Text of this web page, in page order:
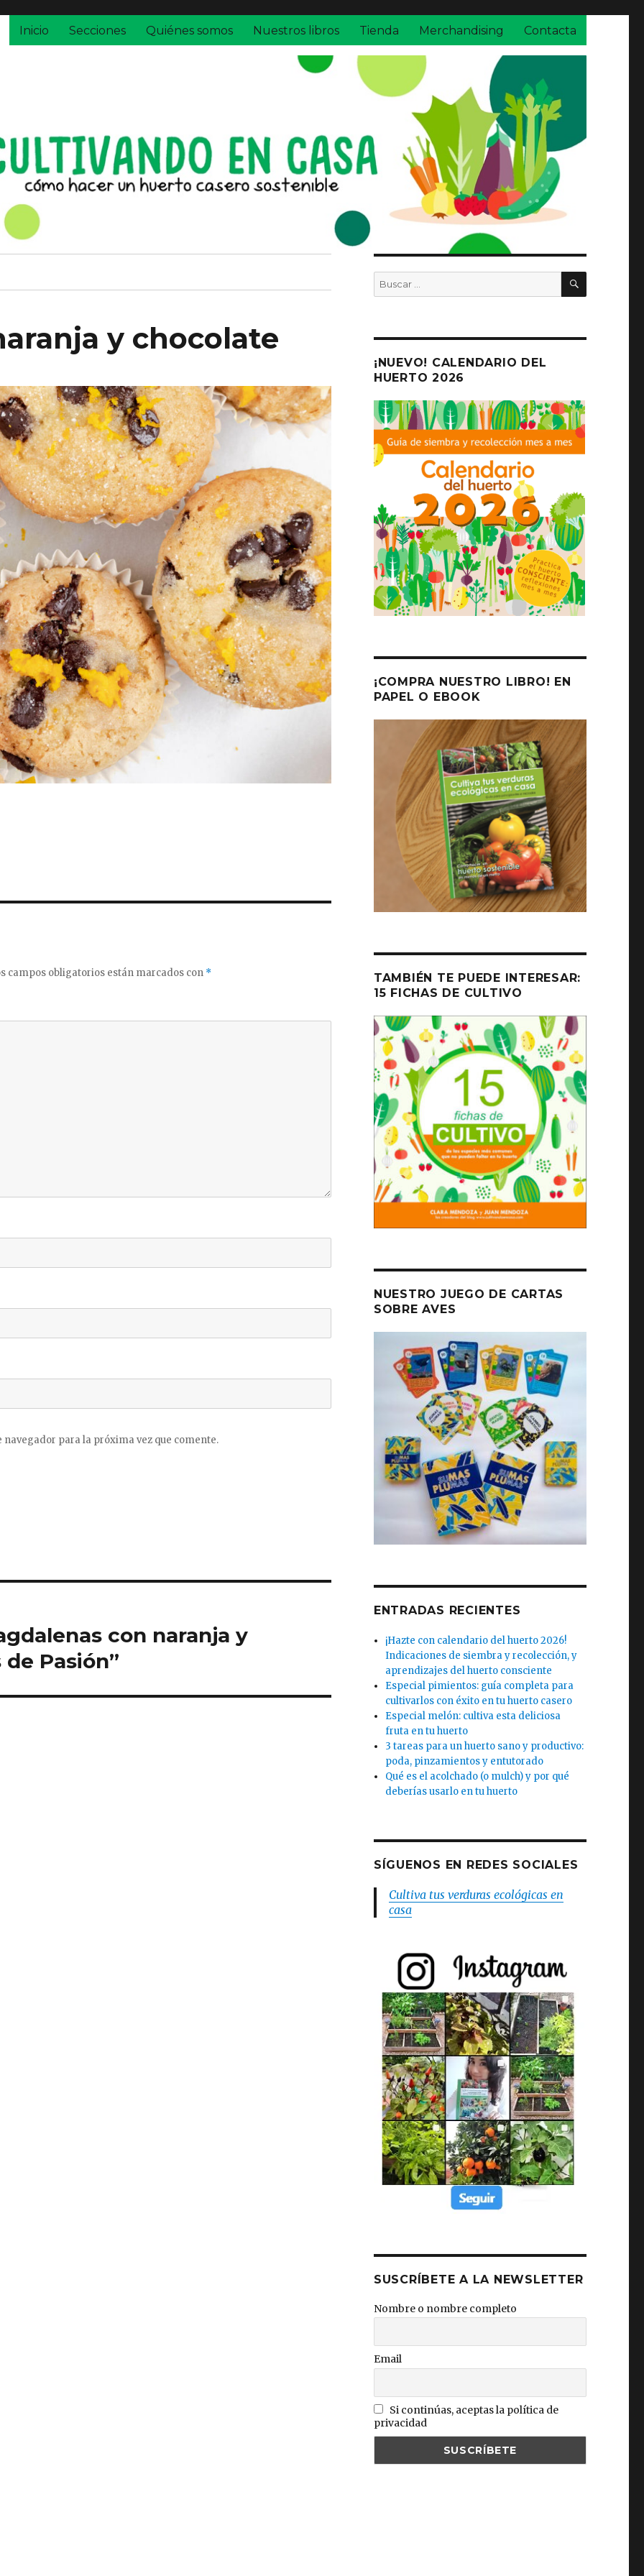
Inicio Secciones Quiénes somos Nuestros libros Tienda Merchandising Contacta
y chocolate
campos obligatorios están marcados con *
para la próxima vez que comente.
con naranja y
Pasión”
Buscar
por:
BUSCAR
¡NUEVO! CALENDARIO DEL
HUERTO 2026
¡COMPRA NUESTRO LIBRO! EN
PAPEL O EBOOK
TAMBIÉN TE PUEDE INTERESAR:
15 FICHAS DE CULTIVO
NUESTRO JUEGO DE CARTAS
SOBRE AVES
ENTRADAS RECIENTES
¡Hazte con calendario del huerto 2026!
Indicaciones de siembra y recolección, y
aprendizajes del huerto consciente
Especial pimientos: guía completa para
cultivarlos con éxito en tu huerto casero
Especial melón: cultiva esta deliciosa
fruta en tu huerto
3 tareas para un huerto sano y productivo:
poda, pinzamientos y entutorado
Qué es el acolchado (o mulch) y por qué
deberías usarlo en tu huerto
SÍGUENOS EN REDES SOCIALES
Cultiva tus verduras ecológicas en
casa
SUSCRÍBETE A LA NEWSLETTER
Nombre o nombre completo
Email
Si continúas, aceptas la política de
privacidad